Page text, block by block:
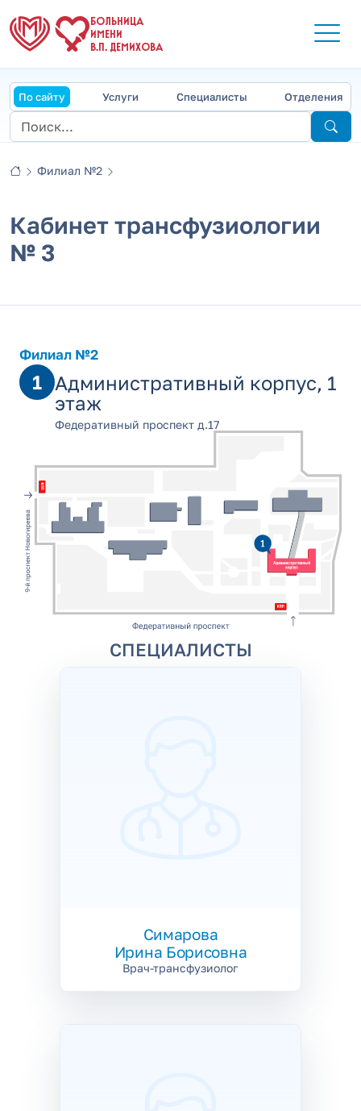
БОЛЬНИЦА
ИМЕНИ
В.П. ДЕМИХОВА
По сайту Услуги Специалисты Отделения
Филиал №2
Кабинет трансфузиологии
№ 3
Филиал №2
1 Административный корпус, 1
этаж
Федеративный проспект д.17
СПЕЦИАЛИСТЫ
Симарова
Ирина Борисовна
Врач-трансфузиолог